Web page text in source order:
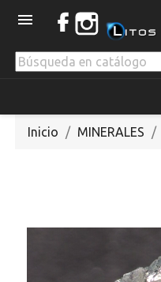

Inicio MINERALES